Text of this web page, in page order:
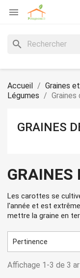

search
Accueil Graines
Légumes
GRAINES
GRAINES
Les carottes se
l'année et est
mettre la graine en
Pertinence
Affichage 1-3 de 3